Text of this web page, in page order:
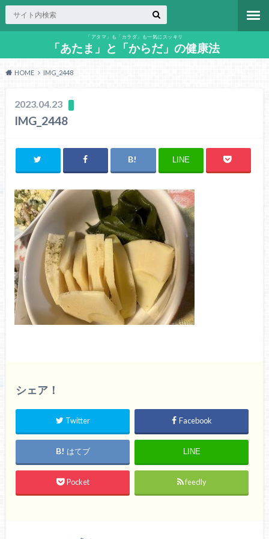
「アタマ」も「カラダ」も一気にスッキリ
「あたま」と「からだ」の健康法
HOME IMG_2448
2023.04.23
IMG_2448
LINE
シェア！
Twitter Facebook
はてブ LINE
Pocket feedly